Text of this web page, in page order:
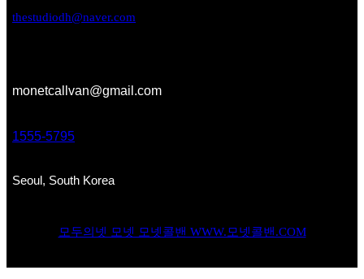
thestudiodh@naver.com
monetcallvan@gmail.com
1555-5795
Seoul, South Korea
모두의넷 모넷 모넷콜밴 WWW.모넷콜밴.COM